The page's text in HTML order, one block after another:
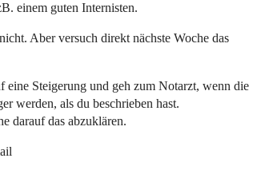
einem guten Internisten.
Aber versuch direkt nächste Woche das
eine Steigerung und geh zum Notarzt, wenn die
werden, als du beschrieben hast.
darauf das abzuklären.